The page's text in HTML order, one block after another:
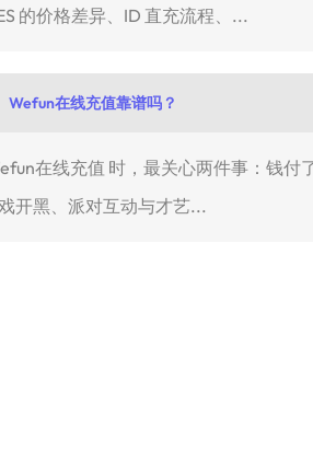
的价格差异、ID 直充流程、...
Wefun在线充值靠谱吗？
在线充值 时，最关心两件事：钱
开黑、派对互动与才艺...